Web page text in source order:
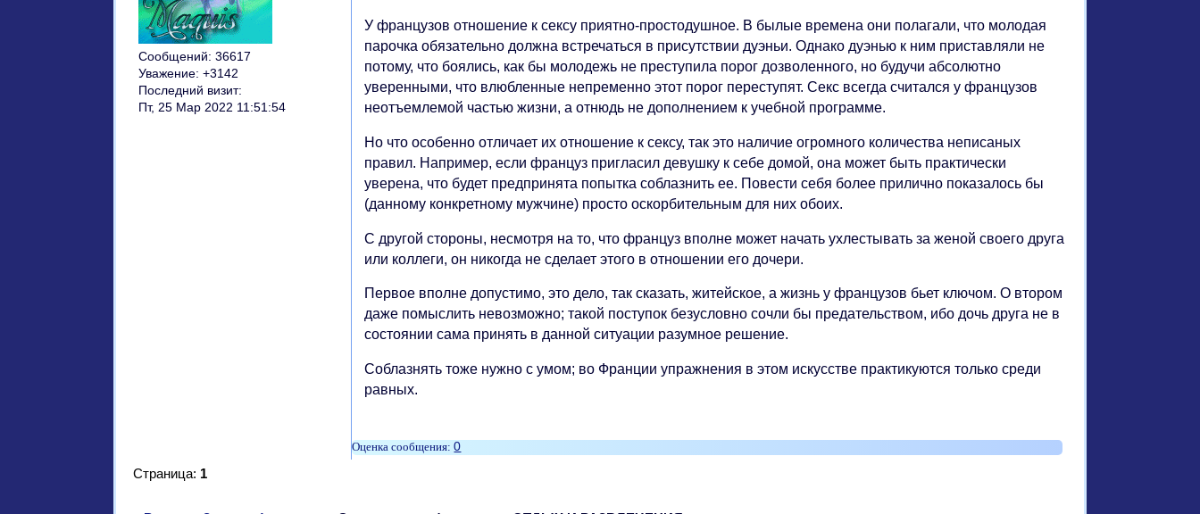
Сообщений: 36617
Уважение: +3142
Последний визит:
Пт, 25 Мар 2022 11:51:54
У французов отношение к сексу приятно-простодушное. В былые времена они полагали, что молодая
парочка обязательно должна встречаться в присутствии дуэньи. Однако дуэнью к ним приставляли не
потому, что боялись, как бы молодежь не преступила порог дозволенного, но будучи абсолютно
уверенными, что влюбленные непременно этот порог переступят. Секс всегда считался у французов
неотъемлемой частью жизни, а отнюдь не дополнением к учебной программе.
Но что особенно отличает их отношение к сексу, так это наличие огромного количества неписаных
правил. Например, если француз пригласил девушку к себе домой, она может быть практически
уверена, что будет предпринята попытка соблазнить ее. Повести себя более прилично показалось бы
(данному конкретному мужчине) просто оскорбительным для них обоих.
С другой стороны, несмотря на то, что француз вполне может начать ухлестывать за женой своего друга
или коллеги, он никогда не сделает этого в отношении его дочери.
Первое вполне допустимо, это дело, так сказать, житейское, а жизнь у французов бьет ключом. О втором
даже помыслить невозможно; такой поступок безусловно сочли бы предательством, ибо дочь друга не в
состоянии сама принять в данной ситуации разумное решение.
Соблазнять тоже нужно с умом; во Франции упражнения в этом искусстве практикуются только среди
равных.
0
Страница: 1